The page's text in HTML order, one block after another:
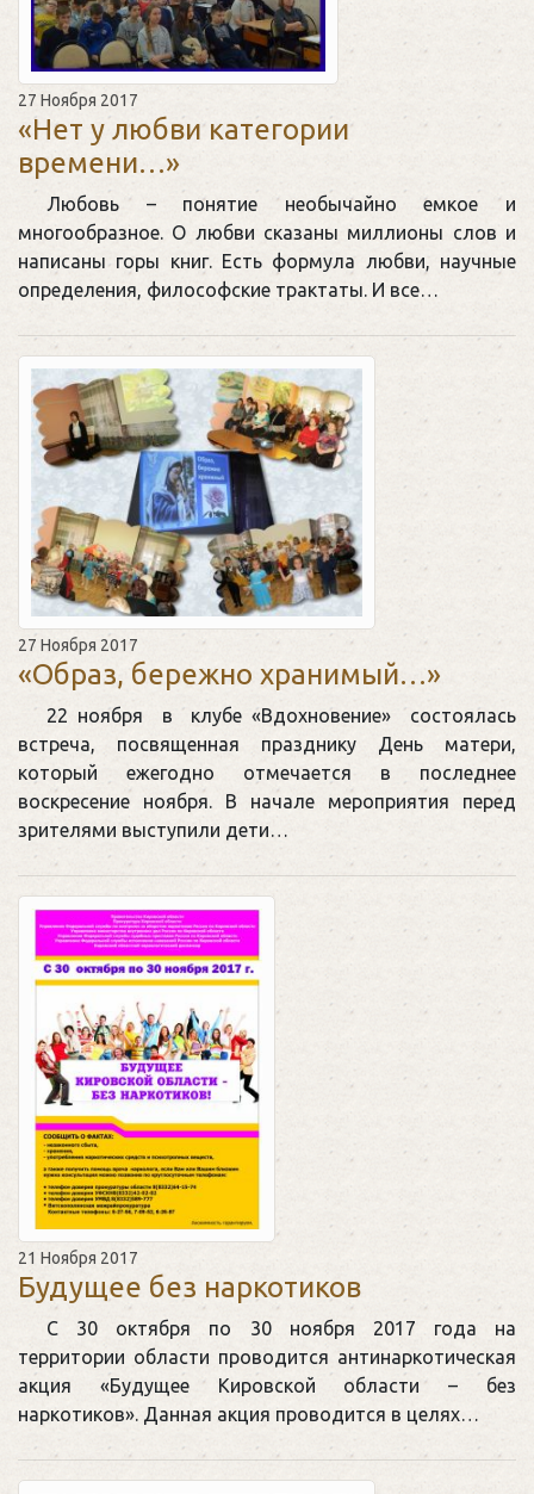
27 Ноября 2017
«Нет у любви категории
времени…»
Любовь – понятие необычайно емкое и
многообразное. О любви сказаны миллионы слов и
написаны горы книг. Есть формула любви, научные
определения, философские трактаты. И все…
27 Ноября 2017
«Образ, бережно хранимый…»
22 ноября в клубе «Вдохновение» состоялась
встреча, посвященная празднику День матери,
который ежегодно отмечается в последнее
воскресение ноября. В начале мероприятия перед
зрителями выступили дети…
21 Ноября 2017
Будущее без наркотиков
С 30 октября по 30 ноября 2017 года на
территории области проводится антинаркотическая
акция «Будущее Кировской области – без
наркотиков». Данная акция проводится в целях…